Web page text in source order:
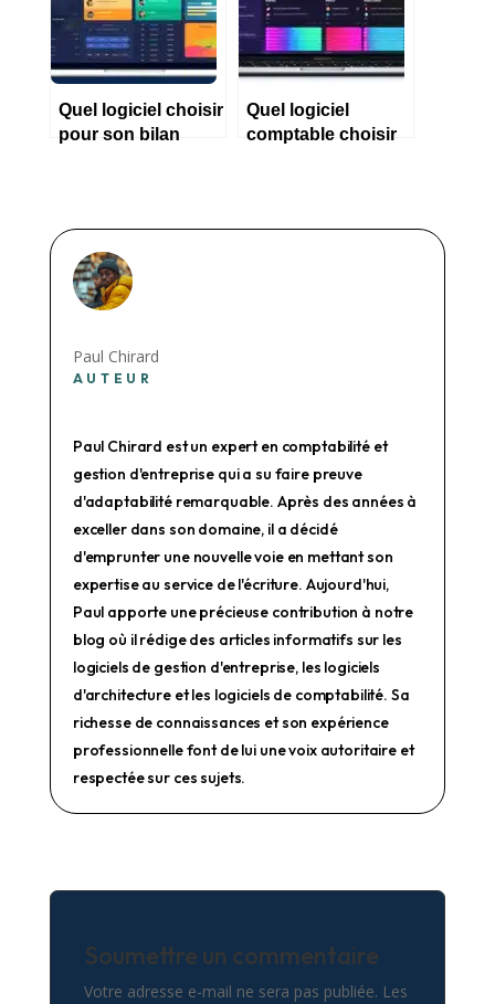
Quel logiciel choisir
pour son bilan
Quel logiciel
comptable choisir
Paul Chirard
AUTEUR
Paul Chirard est un expert en comptabilité et
gestion d'entreprise qui a su faire preuve
d'adaptabilité remarquable. Après des années à
exceller dans son domaine, il a décidé
d'emprunter une nouvelle voie en mettant son
expertise au service de l'écriture. Aujourd'hui,
Paul apporte une précieuse contribution à notre
blog où il rédige des articles informatifs sur les
logiciels de gestion d'entreprise, les logiciels
d'architecture et les logiciels de comptabilité. Sa
richesse de connaissances et son expérience
professionnelle font de lui une voix autoritaire et
respectée sur ces sujets.
Soumettre un commentaire
Votre adresse e-mail ne sera pas publiée. Les